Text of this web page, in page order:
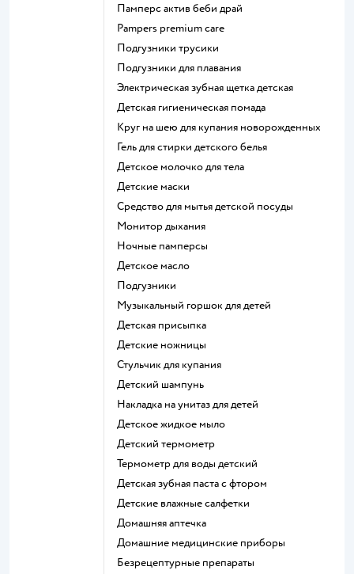
памперс актив беби драй
pampers premium care
подгузники трусики
подгузники для плавания
электрическая зубная щетка детская
детская гигиеническая помада
круг на шею для купания новорожденных
гель для стирки детского белья
детское молочко для тела
детские маски
средство для мытья детской посуды
монитор дыхания
ночные памперсы
детское масло
подгузники
музыкальный горшок для детей
детская присыпка
детские ножницы
стульчик для купания
детский шампунь
накладка на унитаз для детей
детское жидкое мыло
детский термометр
термометр для воды детский
детская зубная паста с фтором
детские влажные салфетки
домашняя аптечка
домашние медицинские приборы
безрецептурные препараты